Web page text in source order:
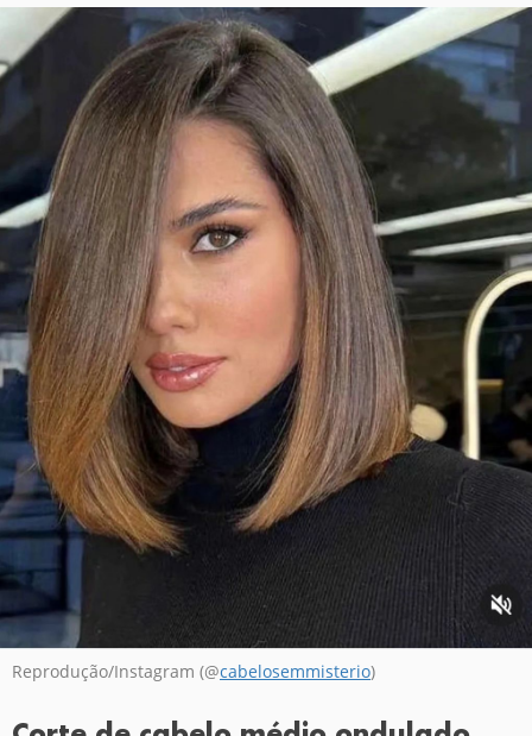
Reprodução/Instagram (@cabelosemmisterio)